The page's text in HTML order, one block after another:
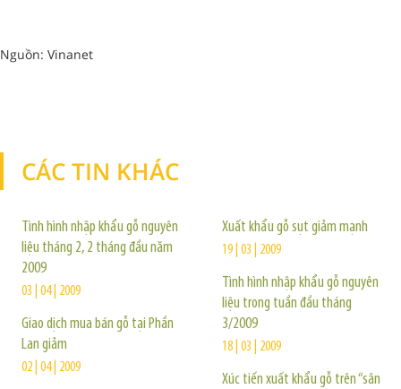
Nguồn: Vinanet
CÁC TIN KHÁC
Tình hình nhập khẩu gỗ nguyên
liệu tháng 2, 2 tháng đầu năm
2009
03 | 04 | 2009
Giao dịch mua bán gỗ tại Phần
Lan giảm
02 | 04 | 2009
Xuất khẩu gỗ sụt giảm mạnh
19 | 03 | 2009
Tình hình nhập khẩu gỗ nguyên
liệu trong tuần đầu tháng
3/2009
18 | 03 | 2009
Xúc tiến xuất khẩu gỗ trên “sân